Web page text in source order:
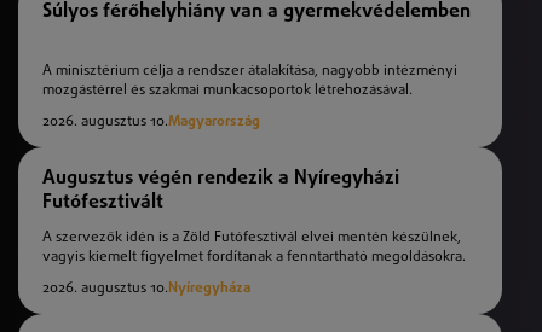
Súlyos férőhelyhiány van a gyermekvédelemben
A minisztérium célja a rendszer átalakítása, nagyobb intézményi
mozgástérrel és szakmai munkacsoportok létrehozásával.
2026. augusztus 10.Magyarország
Augusztus végén rendezik a Nyíregyházi
Futófesztivált
A szervezők idén is a Zöld Futófesztivál elvei mentén készülnek,
vagyis kiemelt figyelmet fordítanak a fenntartható megoldásokra.
2026. augusztus 10. Nyíregyháza